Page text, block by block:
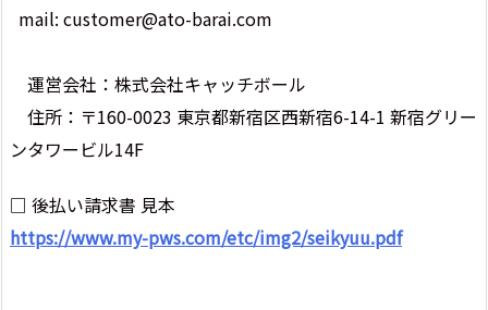
mail: customer@ato-barai.com
運営会社：株式会社キャッチボール
住所：〒160-0023 東京都新宿区西新宿6-14-1 新宿グリー
ンタワービル14F
□ 後払い請求書 見本
https://www.my-pws.com/etc/img2/seikyuu.pdf